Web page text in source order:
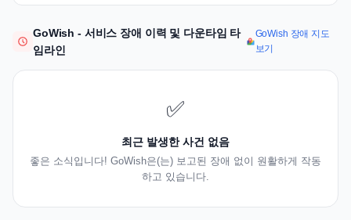
GoWish - 서비스 장애 이력 및 다운타임 타
임라인
GoWish 장애 지도
보기
✅
최근 발생한 사건 없음
좋은 소식입니다! GoWish은(는) 보고된 장애 없이 원활하게 작동
하고 있습니다.